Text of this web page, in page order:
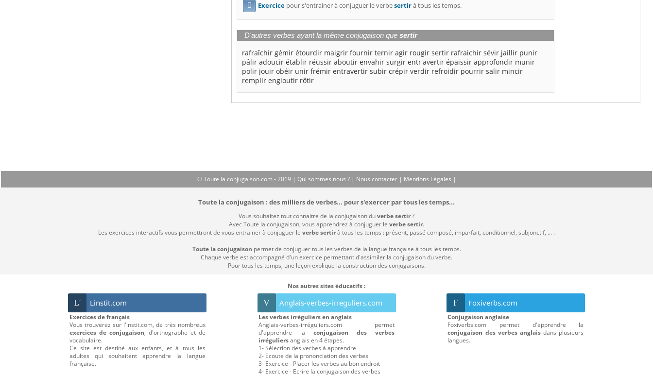
 Exercice pour s'entrainer à conjuguer le verbesertirà tous les temps.
D'autres verbes ayant la même conjugaison quesertir
rafraîchir gémir étourdir maigrir fournir ternir agir rougir sertir rafraichir sévir jaillir punir
pâlir adoucir établir réussir aboutir envahir surgir entr'avertir épaissir approfondir munir
polir jouir obéir unir frémir entravertir subir crépir verdir refroidir pourrir salir mincir
remplir engloutir rôtir
© Toute la conjugaison.com - 2019 | Qui sommes nous ? | Nous contacter | Mentions Légales |
Toute la conjugaison : des milliers de verbes... pour s'exercer par tous les temps...
Vous souhaitez tout connaitre de la conjugaison duverbe sertir?
Avec Toute la conjugaison, vous apprendrez à conjuguer le verbe sertir.
Les exercices interactifs vous permettront de vous entrainer à conjuguer le verbe sertirà tous les temps : présent, passé composé, imparfait, conditionnel, subjonctif, ... .
Toute la conjugaison permet de conjuguer tous les verbes de la langue française à tous les temps.
Chaque verbe est accompagné d'un exercice permettant d'assimiler la conjugaison du verbe.
Pour tous les temps, une leçon explique la construction des conjugaisons.
Nos autres sites éducatifs :
L' Linstit.com
Exercices de français
Vous trouverez sur l'instit.com, de très nombreux
exercices de conjugaison, d'orthographe et de
vocabulaire.
Ce site est destiné aux enfants, et à tous les
adultes qui souhaitent apprendre la langue
française.
V Anglais-verbes-irreguliers.com
Les verbes irréguliers en anglais
Anglais-verbes-irréguliers.com permet
d'apprendre la conjugaison des verbes
irréguliersanglais en 4 étapes.
1- Sélection des verbes à apprendre
2- Ecoute de la prononciation des verbes
3- Exercice - Placer les verbes au bon endroit
4- Exercice - Ecrire la conjugaison des verbes
F Foxiverbs.com
Conjugaison anglaise
Foxiverbs.com permet d'apprendre la
conjugaison des verbes anglaisdans plusieurs
langues.